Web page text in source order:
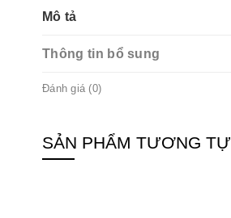
Mô tả
Thông tin bổ sung
Đánh giá (0)
SẢN PHẨM TƯƠNG TỰ